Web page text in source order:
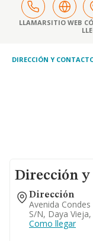
LLAMARSITIO WEB
DIRECCIÓN Y
Dirección y
Dirección
Avenida
S/n, Daya
Como llegar